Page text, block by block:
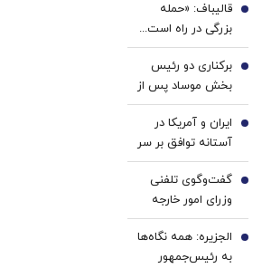
ثت نام
کن
سفید
کننده
خانگی
قالیباف: «حمله
بزرگی در راه است...
صبر کنید، نه، آن‌ها
می‌خواهند مذاکره
کنند» |این
دیپلماسی نمایشی
است که بارها تکرار
شده است
1
برکناری دو رئیس
بخش موساد پس از
ناکامی‌ها درباره
ایران
2
ایران و آمریکا در
آستانه توافق بر سر
تنگه هرمز؟ | 3
هدف مذاکرات با
میانجی‌گری عمان |
مذاکره مستقیم
محتمل است؟
3
گفت‌وگوی تلفنی
وزرای امور خارجه
ایران و موریتانی
4
الجزیره: همه نگاه‌ها
به رئیس‌جمهور
5